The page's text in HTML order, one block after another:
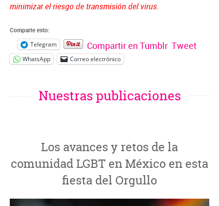
minimizar el riesgo de transmisión del virus.
Comparte esto:
Telegram Compartir en Tumblr Tweet
WhatsApp Correo electrónico
Nuestras publicaciones
Los avances y retos de la
comunidad LGBT en México en esta
fiesta del Orgullo